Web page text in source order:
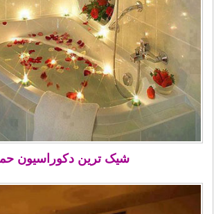
شیک ترین دکوراسیون